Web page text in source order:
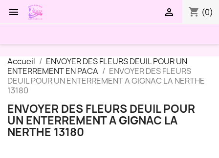
 shopping_cart (0)

Accueil
ENVOYER DES FLEURS DEUIL POUR UN
ENTERREMENT EN PACA
ENVOYER DES FLEURS
DEUIL POUR UN ENTERREMENT A GIGNAC LA NERTHE
13180
ENVOYER DES FLEURS DEUIL POUR
UN ENTERREMENT A GIGNAC LA
NERTHE 13180